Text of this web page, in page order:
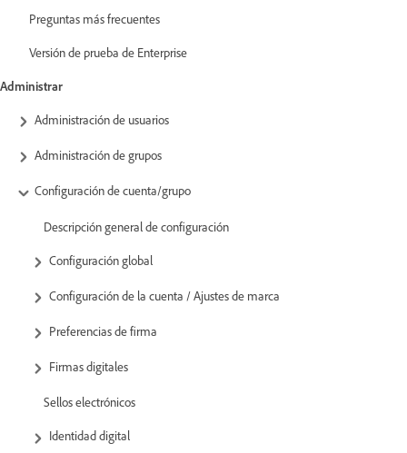
Preguntas más frecuentes
Versión de prueba de Enterprise
Administrar
Administración de usuarios
Administración de grupos
Configuración de cuenta/grupo
Descripción general de configuración
Configuración global
Configuración de la cuenta / Ajustes de marca
Preferencias de firma
Firmas digitales
Sellos electrónicos
Identidad digital